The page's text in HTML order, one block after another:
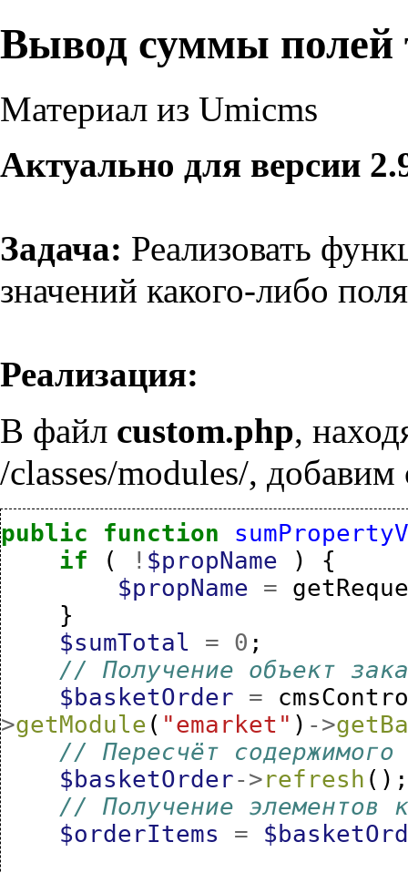
Вывод суммы полей
Материал из Umicms
Актуально для версии
Задача: Реализовать
значений какого-либо
Реализация:
В файл custom.php,
/classes/modules/,
public function
if
( ! $propName )
{
$propName =
}
$sumTotal
= 0 ;
// Получение объект
$basketOrder =
>getModule ( "emarket" ) ->
// Пересчёт содержимого
$basketOrder->refresh
// Получение элементов
$orderItems
=